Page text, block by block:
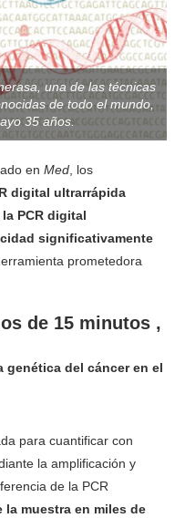
una de las técnicas
de todo el mundo,
35 años.
en Med, los
digital ultrarrápida
PCR digital
significativamente
prometedora
de 15 minutos ,
genética del cáncer en el
para cuantificar con
la amplificación y
de la PCR
la muestra en miles de